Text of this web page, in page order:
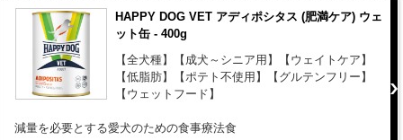
HAPPY DOG VET アディポシタス (肥満ケア) ウェ
ット缶 - 400g
【全犬種】【成犬～シニア用】【ウェイトケア】
【低脂肪】【ポテト不使用】【グルテンフリー】
【ウェットフード】
減量を必要とする愛犬のための食事療法食